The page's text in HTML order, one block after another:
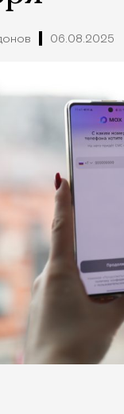
06.08.2025